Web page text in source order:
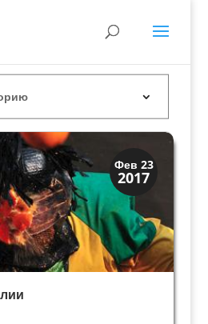
Фев 23
2017
и легенды